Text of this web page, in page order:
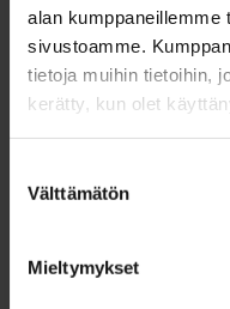
alan kumppaneillemme
sivustoamme.
tietoja muihin tietoihin,
kerätty, kun olet
valinta
Välttämätön
Mieltymykset
During the festival
seminar will explore
the London sauna
programme.
The festival offers